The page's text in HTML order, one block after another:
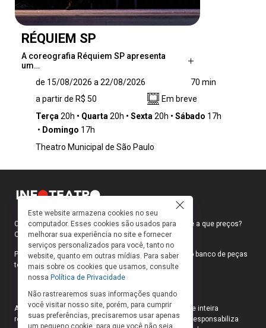
RÉQUIEM SP
A coreografia Réquiem SP apresenta
um…
desafio e um exercício que estabelece um
diálogo entre distintas linhagens de dança,
como o balé, o jumpstyle e as danças urbanas
e populares. A proposta investiga de maneira
entre corpos, contextos e manifestações
Nesse cenário, o movimento do elenco vai
além da técnica, atuando como matéria para
explorar e compreender as interações do
corpo com o ambiente.
de 15/08/2026 a 22/08/2026
70 min
a partir de R$ 50
Em breve
Terça 20h Quarta 20h Sexta 20h Sábado 17h
Domingo 17h
Theatro Municipal de São Paulo
Como faço para ir ao teatro? Onde compro ingressos e a que preços?
Quais peças estão em cartaz?
Para responder a essas e outras perguntas, criamos o banco de peças
teatrais do INFOTEATRO.
As informações das peças cadastradas no site são de inteira
responsabilidade das produções. O Infoteatro não se responsabiliza
Este website armazena cookies no seu
computador. Esses cookies são usados para
melhorar sua experiência no site e fornecer
serviços personalizados para você, tanto no
website, quanto em outras mídias. Para saber
mais sobre os cookies que usamos, consulte
nossa Política de Privacidade
Não rastrearemos suas informações quando
você visitar nosso site, porém, para cumprir
suas preferências, precisaremos usar apenas
um pequeno cookie, para que você não seja